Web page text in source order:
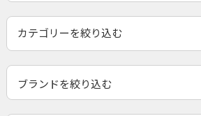
ブランドを絞り込む